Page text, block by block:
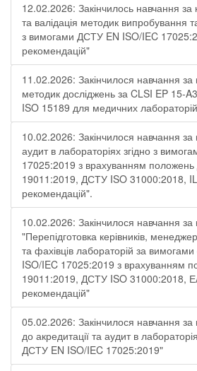
12.02.2026: Закінчилось навчання за
та валідація методик випробування
з вимогами ДСТУ EN ISO/IEC
рекомендацій"
11.02.2026: Закінчилося навчання за
методик досліджень за CLSI EP 15-
ISO 15189 для медичних
10.02.2026: Закінчилося навчання за
аудит в лабораторіях згідно з
17025:2019 з врахуванням
19011:2019, ДСТУ ISO 31000:2018,
рекомендацій".
10.02.2026: Закінчилося навчання за
"Перепідготовка керівників,
та фахівців лабораторій за
ISO/IEC 17025:2019 з врахуванням
19011:2019, ДСТУ ISO 31000:2018,
рекомендацій"
05.02.2026: Закінчилося навчання за
до акредитації та аудит в
ДСТУ EN ISO/IEC 17025:2019"